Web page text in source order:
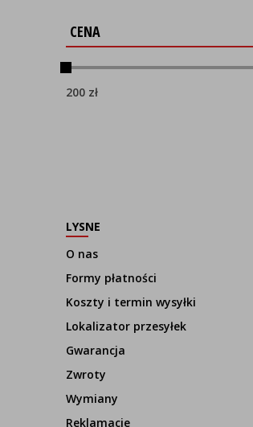
CENA
200 zł
LYSNE
O nas
Formy płatności
Koszty i termin wysyłki
Lokalizator przesyłek
Gwarancja
Zwroty
Wymiany
Reklamacje